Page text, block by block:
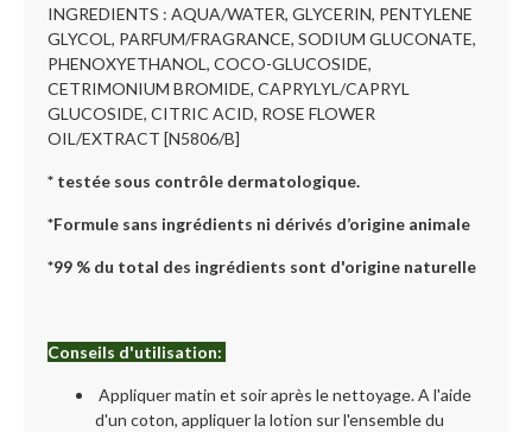
INGREDIENTS : AQUA/WATER, GLYCERIN, PENTYLENE
GLYCOL, PARFUM/FRAGRANCE, SODIUM GLUCONATE,
PHENOXYETHANOL, COCO-GLUCOSIDE,
CETRIMONIUM BROMIDE, CAPRYLYL/CAPRYL
GLUCOSIDE, CITRIC ACID, ROSE FLOWER
OIL/EXTRACT [N5806/B]
* testée sous contrôle dermatologique.
*Formule sans ingrédients ni dérivés d’origine animale
*99 % du total des ingrédients sont d'origine naturelle
Conseils d'utilisation:
Appliquer matin et soir après le nettoyage. A l'aide
d'un coton, appliquer la lotion sur l'ensemble du